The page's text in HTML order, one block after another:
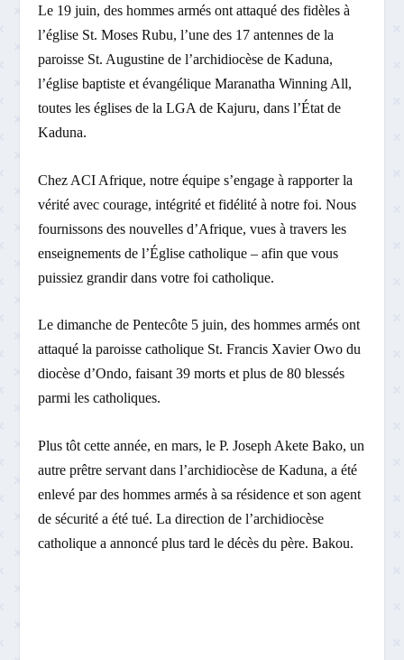
Le 19 juin, des hommes armés ont attaqué des fidèles à
l’église St. Moses Rubu, l’une des 17 antennes de la
paroisse St. Augustine de l’archidiocèse de Kaduna,
l’église baptiste et évangélique Maranatha Winning All,
toutes les églises de la LGA de Kajuru, dans l’État de
Kaduna.
Chez ACI Afrique, notre équipe s’engage à rapporter la
vérité avec courage, intégrité et fidélité à notre foi. Nous
fournissons des nouvelles d’Afrique, vues à travers les
enseignements de l’Église catholique – afin que vous
puissiez grandir dans votre foi catholique.
Le dimanche de Pentecôte 5 juin, des hommes armés ont
attaqué la paroisse catholique St. Francis Xavier Owo du
diocèse d’Ondo, faisant 39 morts et plus de 80 blessés
parmi les catholiques.
Plus tôt cette année, en mars, le P. Joseph Akete Bako, un
autre prêtre servant dans l’archidiocèse de Kaduna, a été
enlevé par des hommes armés à sa résidence et son agent
de sécurité a été tué. La direction de l’archidiocèse
catholique a annoncé plus tard le décès du père. Bakou.